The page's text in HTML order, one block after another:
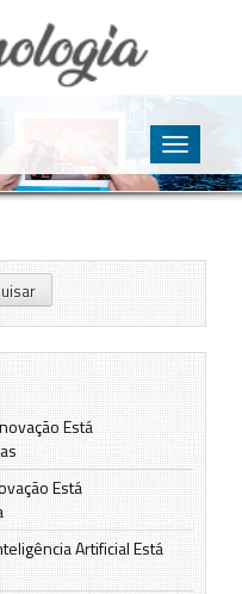
Toggle
Está
Está
Artificial Está